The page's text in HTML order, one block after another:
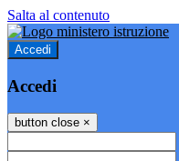
Salta al contenuto
Accedi
Accedi
button close ×